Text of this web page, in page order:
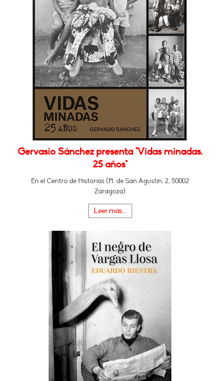
Gervasio Sánchez presenta "Vidas minadas.
25 años"
En el Centro de Historias (Pl. de San Agustín, 2, 50002
Zaragoza)
Leer más...